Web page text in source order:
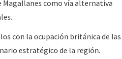
como vía alternativa
con la ocupación británica de las
estratégico de la región.